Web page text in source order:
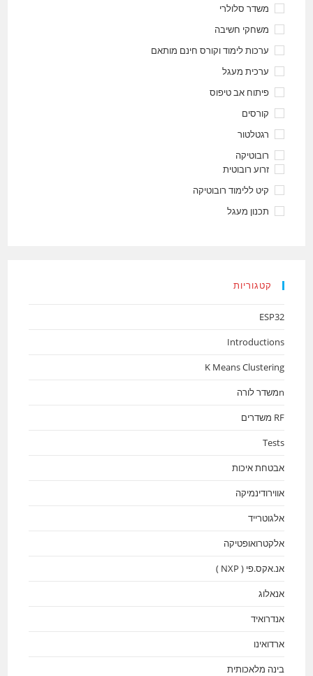
משדר סלולרי
משחקי חשיבה
ערכות לימוד וקורס חינם מותאם
ערכית מעגל
פיתוח אב טיפוס
קורסים
רגטלטור
רובוטיקה
זרוע רובוטית
קיט ללימוד רובוטיקה
תכנון מעגל
קטגוריות
ESP32
Introductions
K Means Clustering
nמשדר לורה
RF משדרים
Tests
אבטחת איכות
אווירודינמיקה
אלגוטרייד
אלקטרואופטיקה
אנ.אקס.פי ( NXP )
אנאלוג
אנדרואיד
ארדואינו
בינה מלאכותית